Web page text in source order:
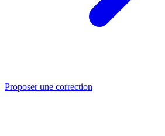
Proposer une correction